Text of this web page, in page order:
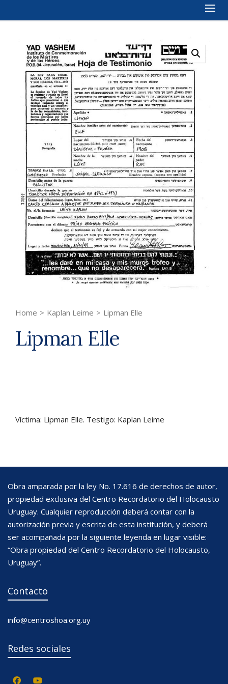
Home > Kaplan Leime > Lipman Elle
Lipman Elle
Víctima: Lipman Elle. Testigo: Kaplan Leime
Obra amparada por la ley No. 17.616 de derechos de autor,
propiedad exclusiva del Centro Recordatorio del Holocausto
Uruguay. Cualquier reproducción deberá contar con la
autorización previa y escrita de esta institución, y deberá
ser acompañada por la siguiente leyenda en lugar visible:
“Obra propiedad del Centro Recordatorio del Holocausto,
Uruguay”.
Contacto
info@centroshoa.org.uy
Redes sociales